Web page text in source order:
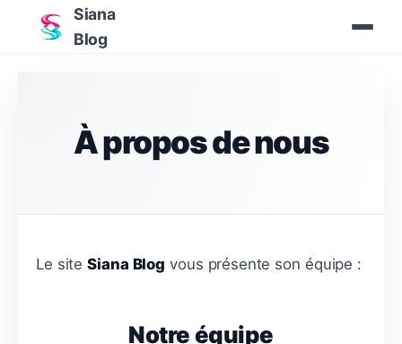
Siana
Blog
À propos de nous
Le siteSiana Blog vous présente son équipe :
Notre équipe